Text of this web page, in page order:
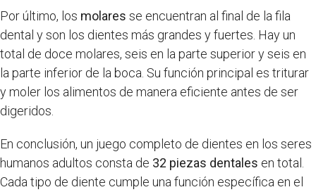
Por último, los molares se encuentran al final de la fila
dental y son los dientes más grandes y fuertes. Hay un
total de doce molares, seis en la parte superior y seis en
la parte inferior de la boca. Su función principal es triturar
y moler los alimentos de manera eficiente antes de ser
digeridos.
En conclusión, un juego completo de dientes en los seres
humanos adultos consta de 32 piezas dentales en total.
Cada tipo de diente cumple una función específica en el